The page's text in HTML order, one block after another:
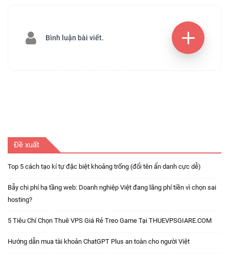
Bình luận bài viết.
Đề xuất
Top 5 cách tạo kí tự đặc biệt khoảng trống (đổi tên ẩn danh cực dễ)
Bẫy chi phí hạ tầng web: Doanh nghiệp Việt đang lãng phí tiền vì chọn sai
hosting?
5 Tiêu Chí Chọn Thuê VPS Giá Rẻ Treo Game Tại THUEVPSGIARE.COM
Hướng dẫn mua tài khoản ChatGPT Plus an toàn cho người Việt